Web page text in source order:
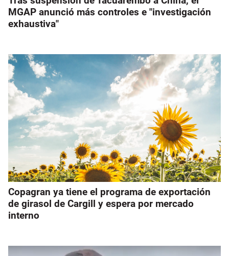
MGAP anunció más controles e "investigación
exhaustiva"
Copagran ya tiene el programa de exportación
de girasol de Cargill y espera por mercado
interno